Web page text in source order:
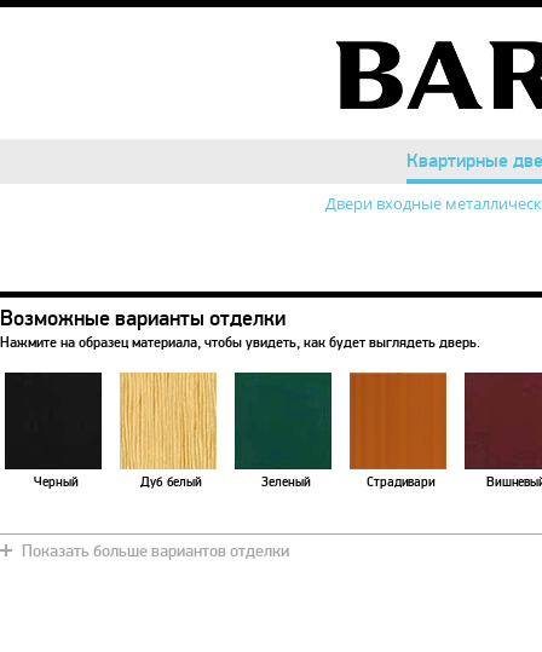
Квартирные
Квартирные
Двери входные
Возможные варианты отделки
Нажмите на образец материала, чтобы увидеть, как будет выглядеть дверь.
Черный Дуб белый Зеленый Страдивари
Показать больше вариантов отделки